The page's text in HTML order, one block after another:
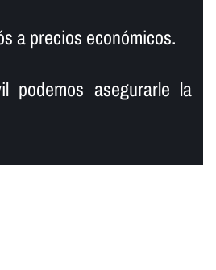
a precios económicos.
podemos asegurarle la